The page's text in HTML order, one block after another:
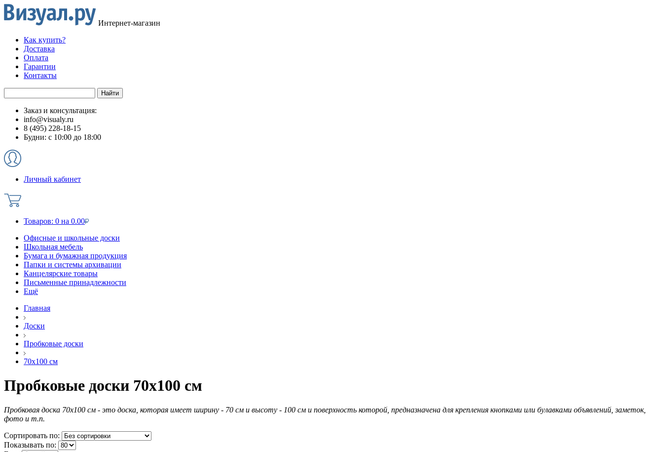
Интернет-магазин
Как купить?
Доставка
Оплата
Гарантии
Контакты
Заказ и консультация:
info@visualy.ru
8 (495) 228-18-15
Будни: с 10:00 до 18:00
Личный кабинет
Товаров: 0 на 0.00
Офисные и школьные доски
Школьная мебель
Бумага и бумажная продукция
Папки и системы архивации
Канцелярские товары
Письменные принадлежности
Ещё
Главная
Доски
Пробковые доски
70х100 см
Пробковые доски 70х100 см
Пробковая доска 70х100 см - это доска, которая имеет ширину - 70 см и высоту - 100 см и поверхность которой, предназначена для крепления кнопками или булавками объявлений, заметок,
фото и т.п.
Сортировать по:
Показывать по: